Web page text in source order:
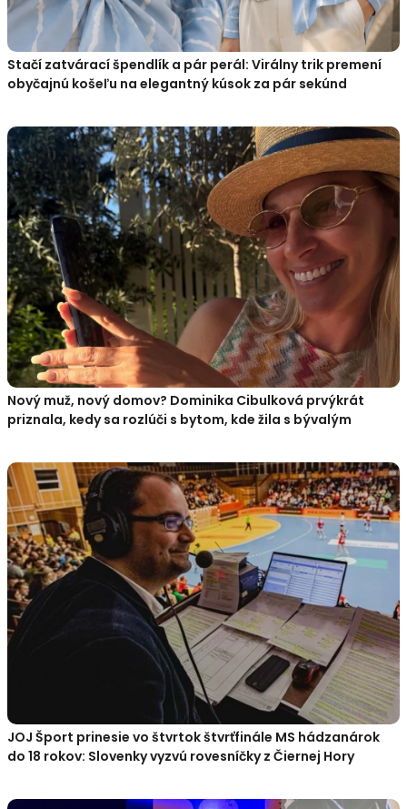
Stačí zatvárací špendlík a pár perál: Virálny trik premení
obyčajnú košeľu na elegantný kúsok za pár sekúnd
Nový muž, nový domov? Dominika Cibulková prvýkrát
priznala, kedy sa rozlúči s bytom, kde žila s bývalým
JOJ Šport prinesie vo štvrtok štvrťfinále MS hádzanárok
do 18 rokov: Slovenky vyzvú rovesníčky z Čiernej Hory